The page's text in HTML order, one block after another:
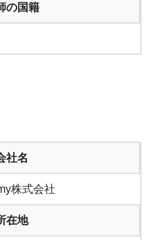
の国籍
社名
株式会社
在地